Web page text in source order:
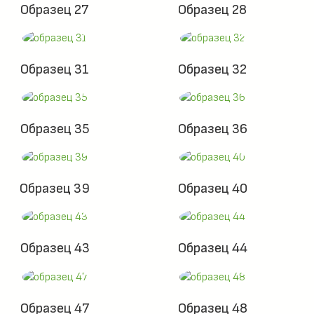
Образец 27 Образец 28
Образец 31 Образец 32
Образец 35 Образец 36
Образец 39 Образец 40
Образец 43 Образец 44
Образец 47 Образец 48